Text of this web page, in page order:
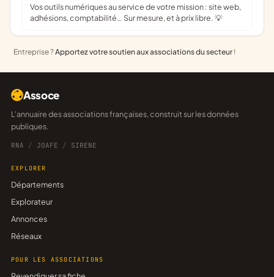
Vos outils numériques au service de votre mission : site web,
adhésions, comptabilité… Sur mesure, et à prix libre. 💡
Entreprise ?Apportez votre soutien aux associations du secteur !
Assoce
L'annuaire des associations françaises, construit sur les données
publiques.
RNA / JOAFE / SIRENE
EXPLORER
Départements
Explorateur
Annonces
Réseaux
POUR LES ASSOCIATIONS